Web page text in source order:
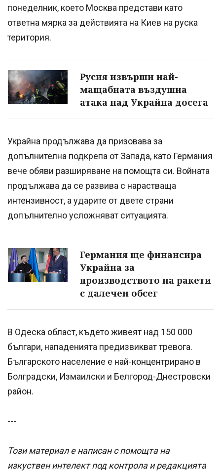
понеделник, което Москва представи като
ответна мярка за действията на Киев на руска
територия.
Русия извърши най-
мащабната въздушна
атака над Украйна досега
Украйна продължава да призовава за
допълнителна подкрепа от Запада, като Германия
вече обяви разширяване на помощта си. Войната
продължава да се развива с нарастваща
интензивност, а ударите от двете страни
допълнително усложняват ситуацията.
Германия ще финансира
Украйна за
производството на ракети
с далечен обсег
В Одеска област, където живеят над 150 000
българи, нападенията предизвикват тревога.
Българското население е най-концентрирано в
Болградски, Измаилски и Белгород-Днестровски
район.
---
Този материал е написан с помощта на
изкуствен интелект под контрола и редакцията